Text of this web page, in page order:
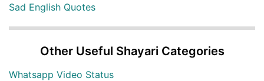
Sad English Quotes
Other Useful Shayari Categories
Whatsapp Video Status